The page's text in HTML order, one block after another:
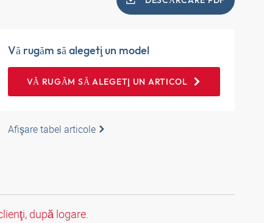
Vă rugăm să alegeţi un model
VĂ RUGĂM SĂ ALEGEŢI UN ARTICOL
Afişare tabel articole
după logare.